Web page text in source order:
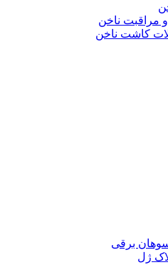
مراقبت ناخن
کاشت ناخن
برقی
ژل